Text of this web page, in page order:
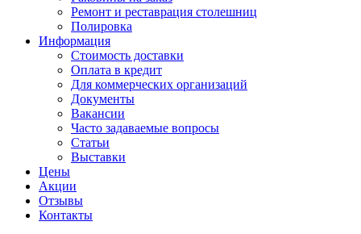
Ремонт и реставрация столешниц
Полировка
Информация
Стоимость доставки
Оплата в кредит
Для коммерческих организаций
Документы
Вакансии
Часто задаваемые вопросы
Статьи
Выставки
Цены
Акции
Отзывы
Контакты